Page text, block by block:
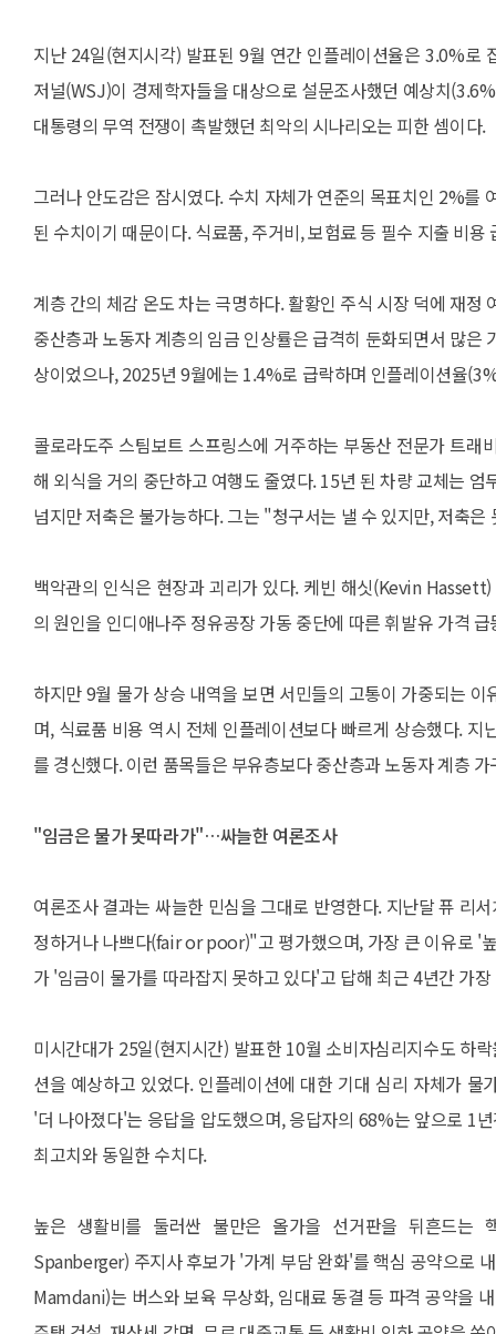
지난 24일(현지시각) 발표된 9월 연간 인플레이션율은 3.0%로
저널(WSJ)이 경제학자들을 대상으로 설문조사했던 예상치
대통령의 무역 전쟁이 촉발했던 최악의 시나리오는 피한 셈이다.
그러나 안도감은 잠시였다. 수치 자체가 연준의 목표치인 2%를
된 수치이기 때문이다. 식료품, 주거비, 보험료 등 필수 지출 비
계층 간의 체감 온도 차는 극명하다. 활황인 주식 시장 덕에 재
중산층과 노동자 계층의 임금 인상률은 급격히 둔화되면서 많
상이었으나, 2025년 9월에는 1.4%로 급락하며 인플레이션율
콜로라도주 스팀보트 스프링스에 거주하는 부동산 전문가 트
해 외식을 거의 중단하고 여행도 줄였다. 15년 된 차량 교체는
넘지만 저축은 불가능하다. 그는 "청구서는 낼 수 있지만, 저축
백악관의 인식은 현장과 괴리가 있다. 케빈 해싯(Kevin
의 원인을 인디애나주 정유공장 가동 중단에 따른 휘발유 가격
하지만 9월 물가 상승 내역을 보면 서민들의 고통이 가중되는
며, 식료품 비용 역시 전체 인플레이션보다 빠르게 상승했다.
를 경신했다. 이런 품목들은 부유층보다 중산층과 노동자 계층
"임금은 물가 못따라가"…싸늘한 여론조사
여론조사 결과는 싸늘한 민심을 그대로 반영한다. 지난달 퓨
정하거나 나쁘다(fair or poor)"고 평가했으며, 가장 큰 이유로 '
가 '임금이 물가를 따라잡지 못하고 있다'고 답해 최근 4년간 가
미시간대가 25일(현지시간) 발표한 10월 소비자심리지수도 하
션을 예상하고 있었다. 인플레이션에 대한 기대 심리 자체가
'더 나아졌다'는 응답을 압도했으며, 응답자의 68%는 앞으로 1
최고치와 동일한 수치다.
높은 생활비를 둘러싼 불만은 올가을 선거판을 뒤흔드는
Spanberger) 주지사 후보가 '가계 부담 완화'를 핵심 공약으로
Mamdani)는 버스와 보육 무상화, 임대료 동결 등 파격 공약을